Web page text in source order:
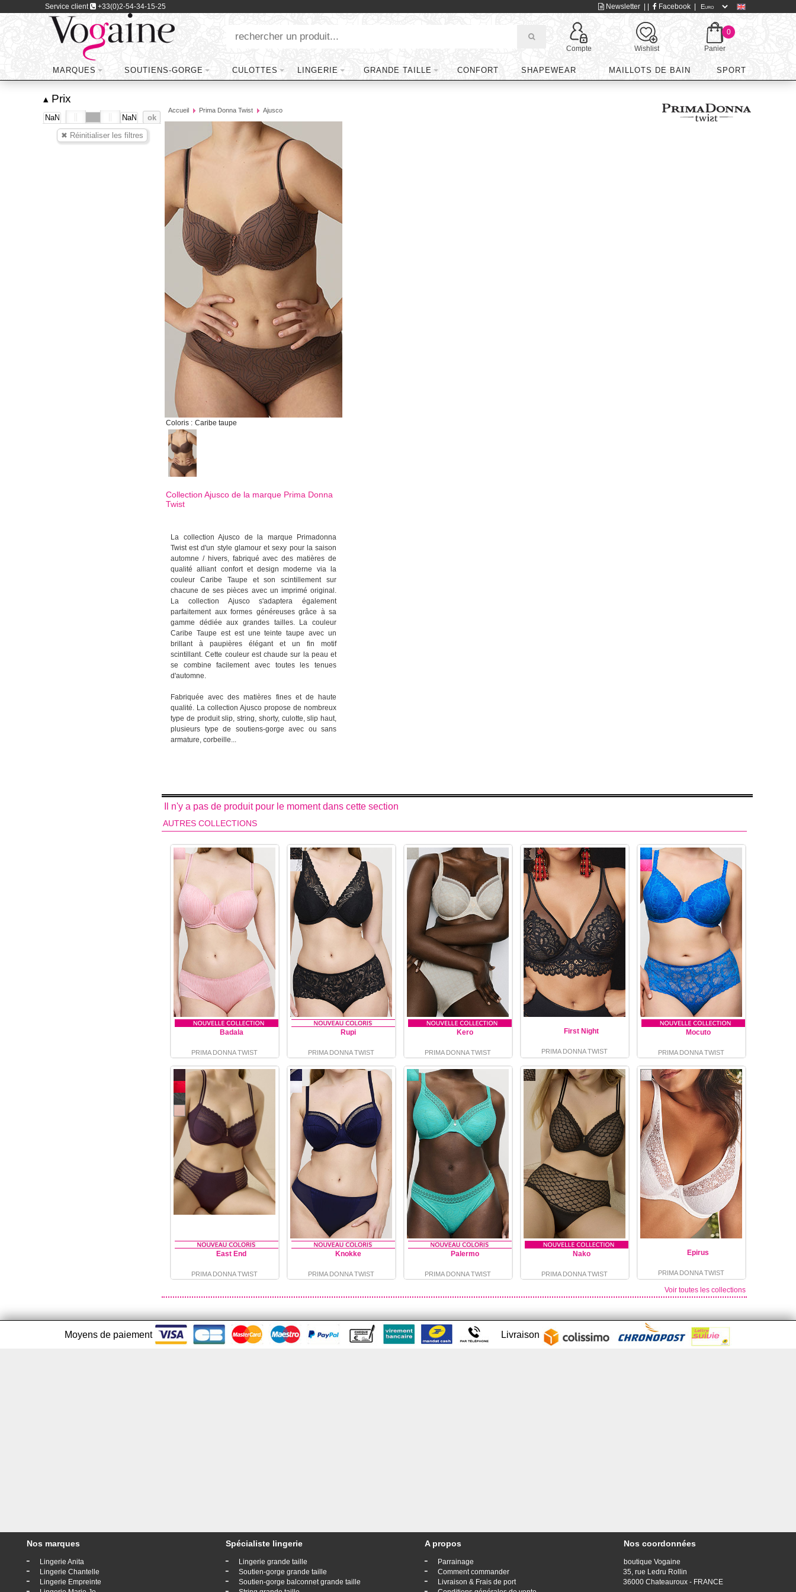
Service client +33(0)2-54-34-15-25 Newsletter Facebook
Compte Wishlist
0
Panier
MARQUES SOUTIENS-GORGE CULOTTES LINGERIE GRANDE TAILLE CONFORT SHAPEWEAR MAILLOTS DE BAIN SPORT
▴ Prix
Accueil Prima Donna Twist Ajusco
Coloris : Caribe taupe
Collection Ajusco de la marque Prima Donna
Twist
La collection Ajusco de la marque Primadonna
Twist est d'un style glamour et sexy pour la saison
automne / hivers, fabriqué avec des matières de
qualité alliant confort et design moderne via la
couleur Caribe Taupe et son scintillement sur
chacune de ses pièces avec un imprimé original.
La collection Ajusco s'adaptera également
parfaitement aux formes généreuses grâce à sa
gamme dédiée aux grandes tailles. La couleur
Caribe Taupe est est une teinte taupe avec un
brillant à paupières élégant et un fin motif
scintillant. Cette couleur est chaude sur la peau et
se combine facilement avec toutes les tenues
d'automne.
Fabriquée avec des matières fines et de haute
qualité. La collection Ajusco propose de nombreux
type de produit slip, string, shorty, culotte, slip haut,
plusieurs type de soutiens-gorge avec ou sans
armature, corbeille...
Il n'y a pas de produit pour le moment dans cette section
AUTRES COLLECTIONS
Badala
PRIMA DONNA TWIST
Rupi
PRIMA DONNA TWIST
Kero
PRIMA DONNA TWIST
First Night
PRIMA DONNA TWIST
Mocuto
PRIMA DONNA TWIST
East End
PRIMA DONNA TWIST
Knokke
PRIMA DONNA TWIST
Palermo
PRIMA DONNA TWIST
Nako
PRIMA DONNA TWIST
Epirus
PRIMA DONNA TWIST
Voir toutes les collections
Moyens de paiement Livraison
Nos marques
- Lingerie Anita
- Lingerie Chantelle
- Lingerie Empreinte
Spécialiste lingerie
- Lingerie grande taille
- Soutien-gorge grande taille
- Soutien-gorge balconnet grande taille
A propos
- Parrainage
- Comment commander
- Livraison & Frais de port
Nos coordonnées
boutique Vogaine
35, rue Ledru Rollin
36000 Chateauroux - FRANCE